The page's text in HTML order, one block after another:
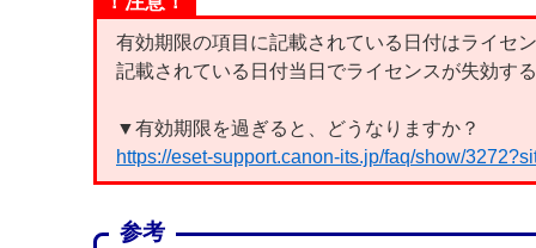
有効期限の項目に記載されている日付はライセ
記載されている日付当日でライセンスが失効す
▼有効期限を過ぎると、どうなりますか？
https://eset-support.canon-its.jp/faq/show/
参考